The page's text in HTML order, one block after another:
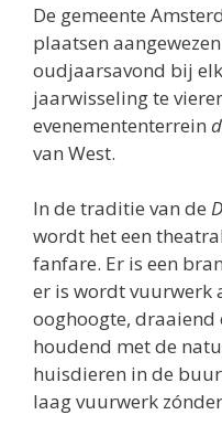
De gemeente
plaatsen
oudjaarsavond bij
jaarwisseling te
evenemententerrein
van West.
In de traditie van de
wordt het een
fanfare. Er is een
er is wordt vuurwerk
ooghoogte, draaiend
houdend met de
huisdieren in de
laag vuurwerk